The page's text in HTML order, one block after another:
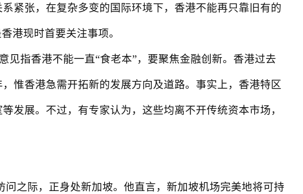
紧张，在复杂多变的国际环境下，香港不能再只靠旧有的
港现时首要关注事项。
指香港不能一直“食老本”，要聚焦金融创新。香港过去
惟香港急需开拓新的发展方向及道路。事实上，香港特区
发展。不过，有专家认为，这些均离不开传统资本市场，
之际，正身处新加坡。他直言，新加坡机场完美地将可持